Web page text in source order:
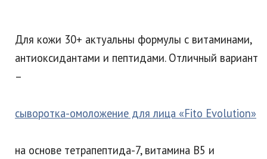
Для кожи 30+ актуальны формулы с витаминами,
антиоксидантами и пептидами. Отличный вариант
–
сыворотка-омоложение для лица «Fito Evolution»
на основе тетрапептида-7, витамина B5 и